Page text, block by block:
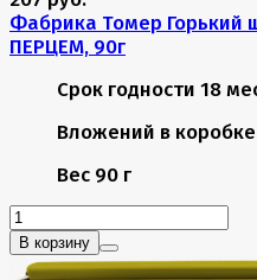
Фабрика Томер Горький
ПЕРЦЕМ, 90г
Срок годности 18
Вложений в коробке
Вес 90 г
В корзину